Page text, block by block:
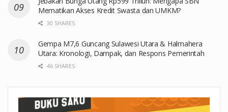
Mematikan Akses Kredit Swasta dan UMKM?
30 SHARES
Gempa M7,6 Guncang Sulawesi Utara & Halmahera
Utara: Kronologi, Dampak, dan Respons Pemerintah
46 SHARES